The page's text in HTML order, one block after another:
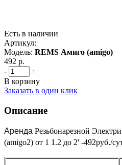
Есть в наличии
Артикул:
Модель: REMS Амиго (amigo)
492 р.
-
+
В корзину
Заказать в один клик
Описание
Аренда Резьбонарезной
(amigo2) от 1 1.2 до 2' -492руб./